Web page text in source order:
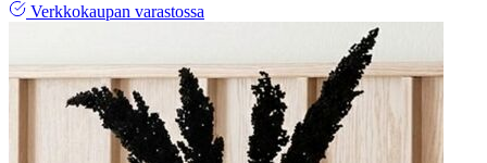
Verkkokaupan varastossa